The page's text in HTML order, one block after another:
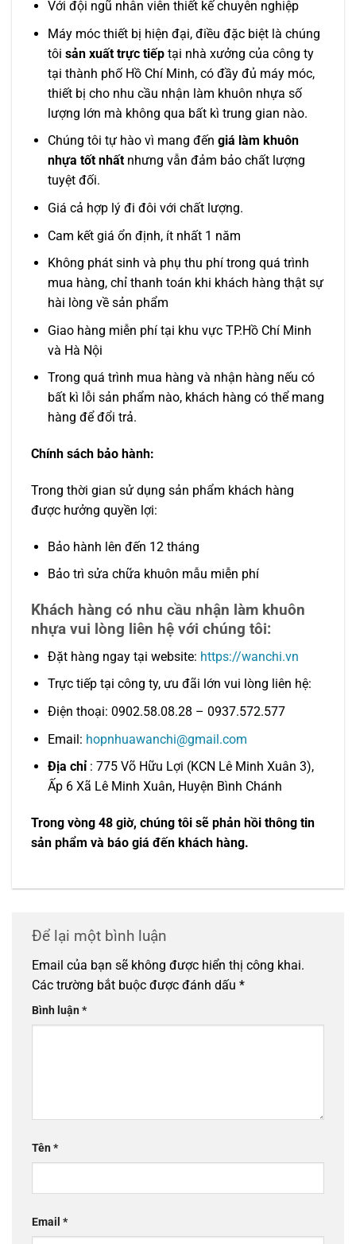
Với đội ngũ nhân viên thiết kế chuyên nghiệp
Máy móc thiết bị hiện đại, điều đặc biệt là chúng
tôi sản xuất trực tiếptại nhà xưởng của công ty
tại thành phố Hồ Chí Minh, có đầy đủ máy móc,
thiết bị cho nhu cầu nhận làm khuôn nhựa số
lượng lớn mà không qua bất kì trung gian nào.
Chúng tôi tự hào vì mang đến giá làm khuôn
nhựa tốt nhấtnhưng vẫn đảm bảo chất lượng
tuyệt đối.
Giá cả hợp lý đi đôi với chất lượng.
Cam kết giá ổn định, ít nhất 1 năm
Không phát sinh và phụ thu phí trong quá trình
mua hàng, chỉ thanh toán khi khách hàng thật sự
hài lòng về sản phẩm
Giao hàng miễn phí tại khu vực TP.Hồ Chí Minh
và Hà Nội
Trong quá trình mua hàng và nhận hàng nếu có
bất kì lỗi sản phẩm nào, khách hàng có thể mang
hàng để đổi trả.
Chính sách bảo hành:
Trong thời gian sử dụng sản phẩm khách hàng
được hưởng quyền lợi:
Bảo hành lên đến 12 tháng
Bảo trì sửa chữa khuôn mẫu miễn phí
Khách hàng có nhu cầu nhận làm khuôn
nhựa vui lòng liên hệ với chúng tôi:
Đặt hàng ngay tại website: https://wanchi.vn
Trực tiếp tại công ty, ưu đãi lớn vui lòng liên hệ:
Điện thoại: 0902.58.08.28 – 0937.572.577
Email: hopnhuawanchi@gmail.com
Địa chỉ: 775 Võ Hữu Lợi (KCN Lê Minh Xuân 3),
Ấp 6 Xã Lê Minh Xuân, Huyện Bình Chánh
Trong vòng 48 giờ, chúng tôi sẽ phản hồi thông tin
sản phẩm và báo giá đến khách hàng.
Để lại một bình luận
Email của bạn sẽ không được hiển thị công khai.
Các trường bắt buộc được đánh dấu *
Bình luận*
Tên*
Email *